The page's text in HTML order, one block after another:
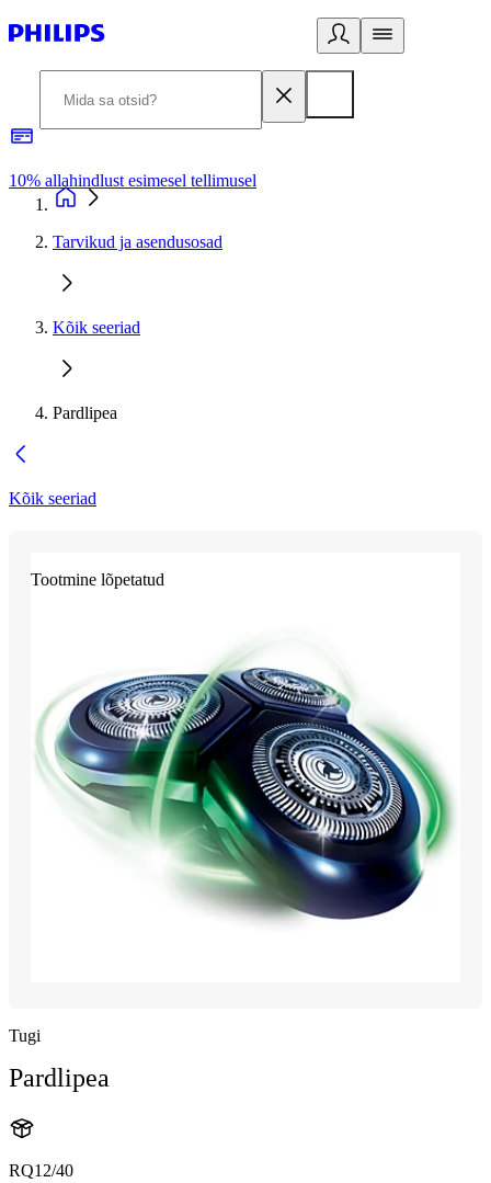
10% allahindlust esimesel tellimusel
Tarvikud ja asendusosad
Kõik seeriad
Pardlipea
Kõik seeriad
Tootmine lõpetatud
Tugi
Pardlipea
RQ12/40